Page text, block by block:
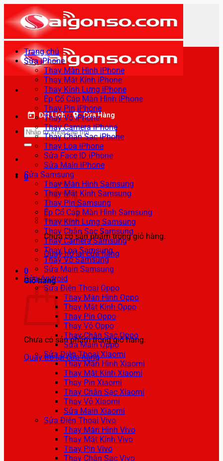
qua
nội
dung
Đặt Lịch Cửa Hàng
Tìm
kiếm:
0
Chưa có sản phẩm trong giỏ hàng.
Quay trở lại cửa hàng
0
Giỏ hàng
Chưa có sản phẩm trong giỏ hàng.
Quay trở lại cửa hàng
Trang chủ
Sửa iPhone
Thay Màn Hình iPhone
Thay Mặt Kính iPhone
Thay Kính Lưng iPhone
Ép Cổ Cáp Màn Hình iPhone
Thay Pin iPhone
Thay Vỏ iPhone
Thay Camera iPhone
Thay Chân Sạc iPhone
Thay Loa iPhone
Sửa Face ID iPhone
Sửa Main iPhone
Sửa Samsung
Thay Màn Hình Samsung
Thay Mặt Kính Samsung
Thay Pin Samsung
Ép Cổ Cáp Màn Hình Samsung
Thay Kính Lưng Samsung
Thay Chân Sạc Samsung
Thay Camera Samsung
Thay Loa Samsung
Thay Vỏ Samsung
Sửa Main Samsung
Sửa Android
Sửa Điện Thoại Oppo
Thay Màn Hình Oppo
Thay Mặt Kính Oppo
Thay Pin Oppo
Thay Vỏ Oppo
Thay Chân Sạc Oppo
Sửa Main Oppo
Sửa Điện Thoại Xiaomi
Thay Màn Hình Xiaomi
Thay Mặt Kính Xiaomi
Thay Pin Xiaomi
Thay Chân Sạc Xiaomi
Thay Vỏ Xiaomi
Sửa Main Xiaomi
Sửa Điện Thoại Vivo
Thay Màn Hình Vivo
Thay Mặt Kính Vivo
Thay Pin Vivo
Thay Chân Sạc Vivo